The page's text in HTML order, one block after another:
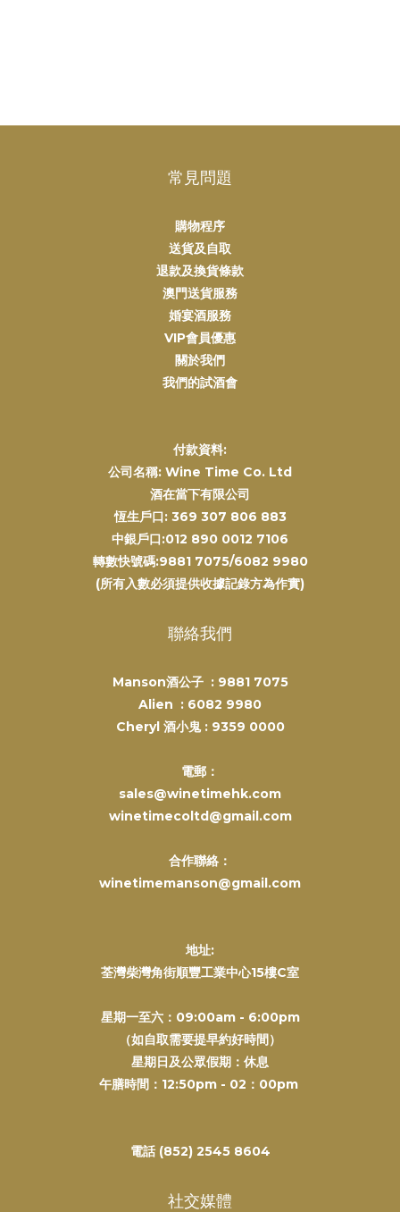
常見問題
購物程序
送貨及自取
退款及換貨條款
澳門送貨服務
婚宴酒服務
VIP會員優惠
關於我們
我們的試酒會
付款資料:
公司名稱: Wine Time Co. Ltd
酒在當下有限公司
恆生戶口: 369 307 806 883
中銀戶口:012 890 0012 7106
轉數快號碼:9881 7075/6082 9980
(所有入數必須提供收據記錄方為作實)
聯絡我們
Manson酒公子 : 9881 7075
Alien : 6082 9980
Cheryl 酒小鬼 : 9359 0000
電郵：
sales@winetimehk.com
winetimecoltd@gmail.com
合作聯絡：
winetimemanson@gmail.com
地址:
荃灣柴灣角街順豐工業中心15樓C室
星期一至六：09:00am - 6:00pm
（如自取需要提早約好時間）
星期日及公眾假期：休息
午膳時間：12:50pm - 02：00pm
電話 (852) 2545 8604
社交媒體